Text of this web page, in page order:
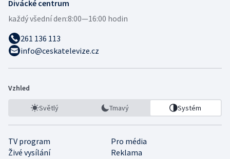
Divácké centrum
každý všední den:8:00—16:00 hodin
261 136 113
info@ceskatelevize.cz
Vzhled
Světlý Tmavý Systém
TV program
Pro média
Živé vysílání
Reklama